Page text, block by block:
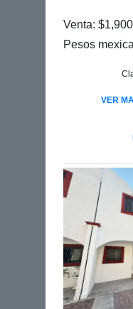
Venta:
Pesos
VER